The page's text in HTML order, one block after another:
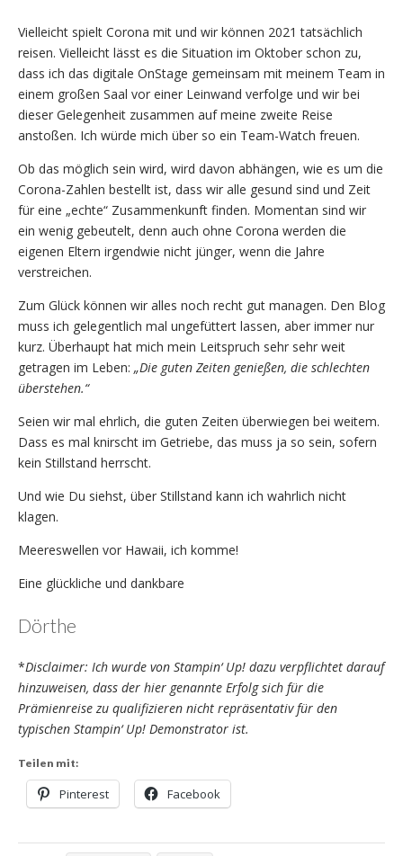
Vielleicht spielt Corona mit und wir können 2021 tatsächlich
reisen. Vielleicht lässt es die Situation im Oktober schon zu,
dass ich das digitale OnStage gemeinsam mit meinem Team in
einem großen Saal vor einer Leinwand verfolge und wir bei
dieser Gelegenheit zusammen auf meine zweite Reise
anstoßen. Ich würde mich über so ein Team-Watch freuen.
Ob das möglich sein wird, wird davon abhängen, wie es um die
Corona-Zahlen bestellt ist, dass wir alle gesund sind und Zeit
für eine „echte“ Zusammenkunft finden. Momentan sind wir
ein wenig gebeutelt, denn auch ohne Corona werden die
eigenen Eltern irgendwie nicht jünger, wenn die Jahre
verstreichen.
Zum Glück können wir alles noch recht gut managen. Den Blog
muss ich gelegentlich mal ungefüttert lassen, aber immer nur
kurz. Überhaupt hat mich mein Leitspruch sehr sehr weit
getragen im Leben: „Die guten Zeiten genießen, die schlechten
überstehen.“
Seien wir mal ehrlich, die guten Zeiten überwiegen bei weitem.
Dass es mal knirscht im Getriebe, das muss ja so sein, sofern
kein Stillstand herrscht.
Und wie Du siehst, über Stillstand kann ich wahrlich nicht
klagen.
Meereswellen vor Hawaii, ich komme!
Eine glückliche und dankbare
Dörthe
*Disclaimer: Ich wurde von Stampin‘ Up! dazu verpflichtet darauf
hinzuweisen, dass der hier genannte Erfolg sich für die
Prämienreise zu qualifizieren nicht repräsentativ für den
typischen Stampin‘ Up! Demonstrator ist.
Teilen mit:
Pinterest Facebook